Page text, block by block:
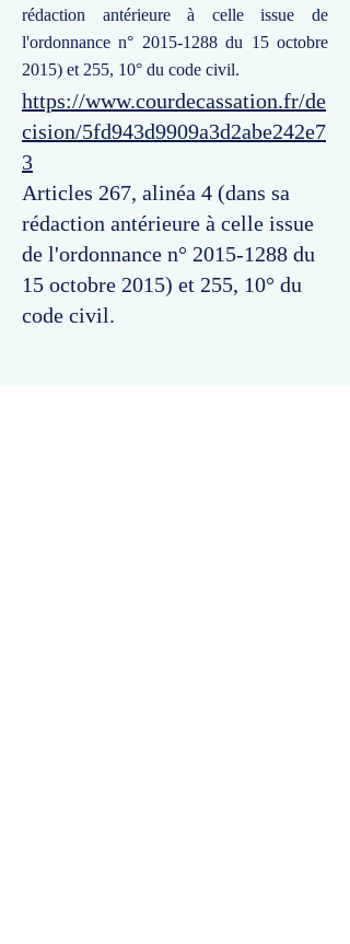
rédaction antérieure à celle issue de
l'ordonnance n° 2015-1288du 15 octobre
2015) et 255, 10° du code civil.
https://www.courdecassation.fr/de
cision/5fd943d9909a3d2abe242e7
3
Articles 267, alinéa 4 (dans sa
rédaction antérieure à celle issue
de l'ordonnance n° 2015-1288 du
15 octobre 2015) et 255, 10° du
code civil.